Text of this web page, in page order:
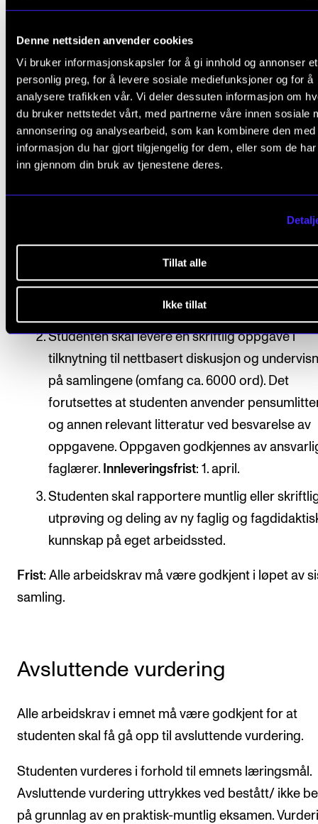
Denne nettsiden anvender cookies
Vi bruker informasjonskapsler for å gi innhold og annonser et
personlig preg, for å levere sosiale mediefunksjoner og for å
analysere trafikken vår. Vi deler dessuten informasjon om
du bruker nettstedet vårt, med partnerne våre innen sosiale
annonsering og analysearbeid, som kan kombinere den med
informasjon du har gjort tilgjengelig for dem, eller som de
inn gjennom din bruk av tjenestene deres.
Tillat alle
Ikke tillat
”Organisering” under beskrivelsen av det enkelte
studieprogram.
Studenten meldes automatisk opp til
undervisning/veiledning og vurdering i emnet, i
den progresjon som er fastsatt i utdanningsplanen.
Det er obligatorisk deltakelse på samlingene
nettbaserte arbeidsgrupper i henhold til
Studenten skal levere en skriftlig oppgave i
tilknytning til nettbasert diskusjon og
på samlingene (omfang ca. 6000 ord). Det
forutsettes at studenten anvender
og annen relevant litteratur ved besvarelse av
oppgavene. Oppgaven godkjennes av
faglærer. Innleveringsfrist: 1. april.
Studenten skal rapportere muntlig eller
utprøving og deling av ny faglig og
kunnskap på eget arbeidssted.
Frist: Alle arbeidskrav må være godkjent i løpet av
samling.
Avsluttende vurdering
Alle arbeidskrav i emnet må være godkjent for at
studenten skal få gå opp til avsluttende vurdering.
Studenten vurderes i forhold til emnets læringsmål.
Avsluttende vurdering uttrykkes ved bestått/ ikke
på grunnlag av en praktisk-muntlig eksamen.